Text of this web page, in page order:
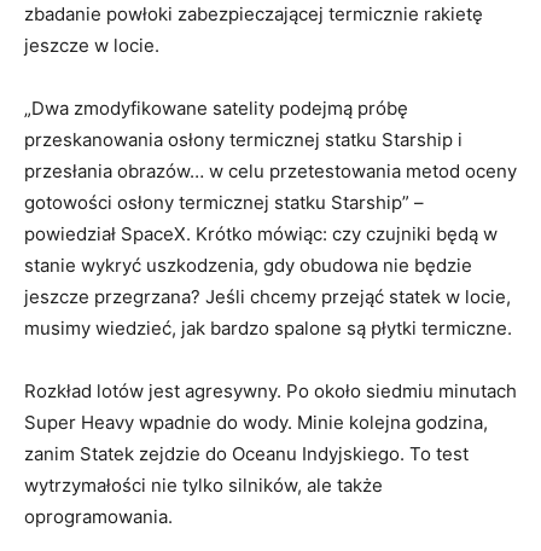
zbadanie powłoki zabezpieczającej termicznie rakietę
jeszcze w locie.
„Dwa zmodyfikowane satelity podejmą próbę
przeskanowania osłony termicznej statku Starship i
przesłania obrazów… w celu przetestowania metod oceny
gotowości osłony termicznej statku Starship” –
powiedział SpaceX. Krótko mówiąc: czy czujniki będą w
stanie wykryć uszkodzenia, gdy obudowa nie będzie
jeszcze przegrzana? Jeśli chcemy przejąć statek w locie,
musimy wiedzieć, jak bardzo spalone są płytki termiczne.
Rozkład lotów jest agresywny. Po około siedmiu minutach
Super Heavy wpadnie do wody. Minie kolejna godzina,
zanim Statek zejdzie do Oceanu Indyjskiego. To test
wytrzymałości nie tylko silników, ale także
oprogramowania.